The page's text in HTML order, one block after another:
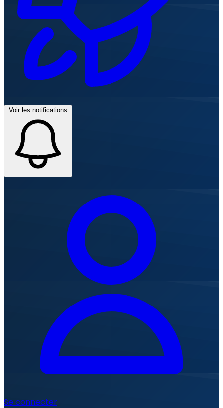
Voir les notifications
Se connecter